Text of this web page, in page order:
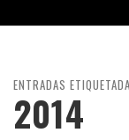
ENTRADAS
2014